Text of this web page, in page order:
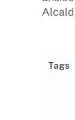
Tags